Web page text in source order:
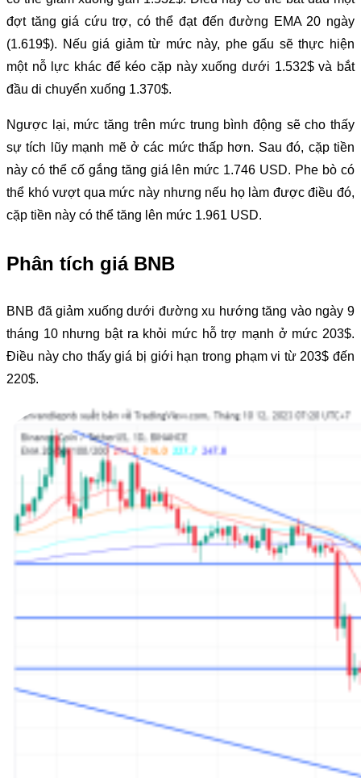
đợt tăng giá cứu trợ, có thể đạt đến đường EMA 20 ngày
(1.619$). Nếu giá giảm từ mức này, phe gấu sẽ thực hiện
một nỗ lực khác để kéo cặp này xuống dưới 1.532$ và bắt
đầu di chuyển xuống 1.370$.
Ngược lại, mức tăng trên mức trung bình động sẽ cho thấy
sự tích lũy mạnh mẽ ở các mức thấp hơn. Sau đó, cặp tiền
này có thể cố gắng tăng giá lên mức 1.746 USD. Phe bò có
thể khó vượt qua mức này nhưng nếu họ làm được điều đó,
cặp tiền này có thể tăng lên mức 1.961 USD.
Phân tích giá BNB
BNB đã giảm xuống dưới đường xu hướng tăng vào ngày 9
tháng 10 nhưng bật ra khỏi mức hỗ trợ mạnh ở mức 203$.
Điều này cho thấy giá bị giới hạn trong phạm vi từ 203$ đến
220$.